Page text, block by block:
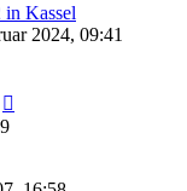
in Kassel
2024, 09:41